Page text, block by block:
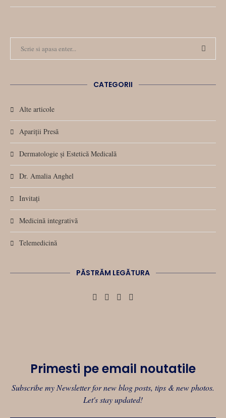
CATEGORII
Alte articole
Apariții Presă
Dermatologie și Estetică Medicală
Dr. Amalia Anghel
Invitați
Medicină integrativă
Telemedicină
PĂSTRĂM LEGĂTURA
Primesti pe email noutatile
Subscribe my Newsletter for new blog posts, tips & new photos.
Let's stay updated!